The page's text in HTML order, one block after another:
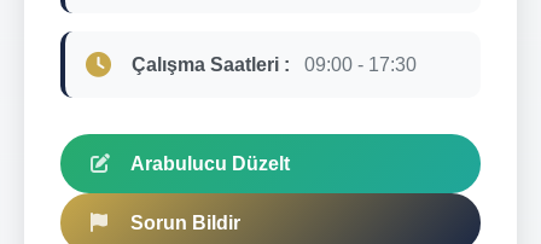
Çalışma Saatleri : 09:00 - 17:30
Arabulucu Düzelt
Sorun Bildir